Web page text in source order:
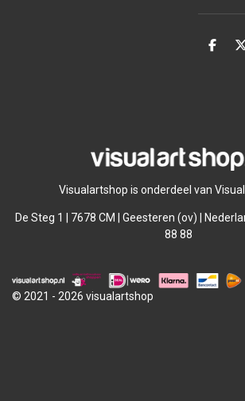
D
Visualartshop is onderdeel van
De Steg 1 | 7678 CM | Geesteren (ov) |
88 88
© 2021 - 2026 visualartshop